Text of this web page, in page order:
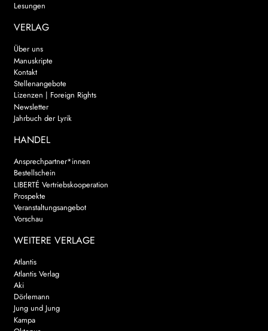
Lesungen
VERLAG
Über uns
Manuskripte
Kontakt
Stellenangebote
Lizenzen | Foreign Rights
Newsletter
Jahrbuch der Lyrik
HANDEL
Ansprechpartner*innen
Bestellschein
LIBERTÉ Vertriebskooperation
Prospekte
Veranstaltungsangebot
Vorschau
WEITERE VERLAGE
Atlantis
Atlantis Verlag
Aki
Dörlemann
Jung und Jung
Kampa